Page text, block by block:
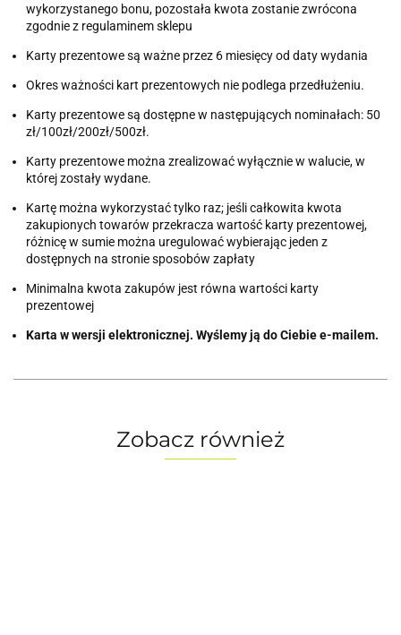
wykorzystanego bonu, pozostała kwota zostanie zwrócona
zgodnie z regulaminem sklepu
Karty prezentowe są ważne przez 6 miesięcy od daty wydania
Okres ważności kart prezentowych nie podlega przedłużeniu.
Karty prezentowe są dostępne w następujących nominałach: 50
zł/100zł/200zł/500zł.
Karty prezentowe można zrealizować wyłącznie w walucie, w
której zostały wydane.
Kartę można wykorzystać tylko raz; jeśli całkowita kwota
zakupionych towarów przekracza wartość karty prezentowej,
różnicę w sumie można uregulować wybierając jeden z
dostępnych na stronie sposobów zapłaty
Minimalna kwota zakupów jest równa wartości karty
prezentowej
Karta w wersji elektronicznej. Wyślemy ją do Ciebie e-mailem.
Zobacz również